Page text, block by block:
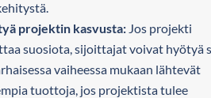
projektin kasvusta: Jos projekti
suosiota, sijoittajat voivat hyötyä
vaiheessa mukaan lähtevät
tuottoja, jos projektista tulee